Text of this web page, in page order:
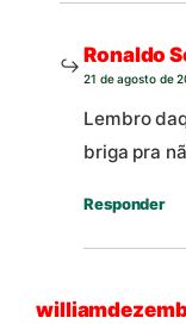
Ronaldo
21 de agosto de
Lembro
briga pra
Responder